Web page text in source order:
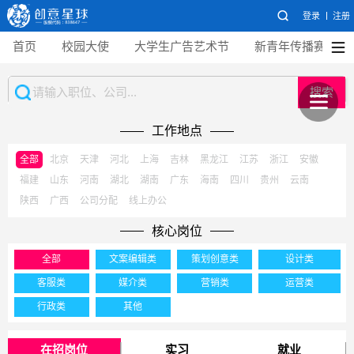
登录 注册
首页 校园大使 大学生广告艺术节 新青年传播赛
搜索
工作地点
全部 北京 天津 河北 上海 吉林 黑龙江 江苏 浙江
安徽
福建
山东 河南 湖北 湖南 广东 海南 四川 贵州
云南
陕西
广西 公司分配 线上办公
核心岗位
全部 文案编辑类 策划创意类 设计类
客服类 媒介类 营销类 运营类
行政类 其他
在招岗位 实习 就业